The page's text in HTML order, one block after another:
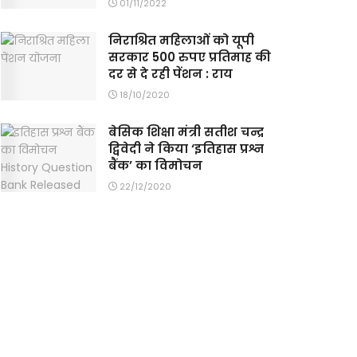
01/11/2022
निराश्रित महिलाओं को यूपी
सरकार 500 रुपए प्रतिमाह की
दर से दे रही पेंशन : राय
18/10/2020
बेसिक शिक्षा मंत्री सतीश चन्द्र
द्विवेदी ने किया ‘इतिहास प्रश्न
बैंक’ का विमोचन
22/12/2020